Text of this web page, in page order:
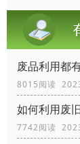
废品利用都
8015阅读
如何利用废
7742阅读